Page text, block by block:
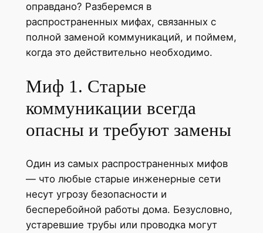
оправдано? Разберемся в
распространенных мифах, связанных с
полной заменой коммуникаций, и поймем,
когда это действительно необходимо.
Миф 1. Старые
коммуникации всегда
опасны и требуют замены
Один из самых распространенных мифов
— что любые старые инженерные сети
несут угрозу безопасности и
бесперебойной работы дома. Безусловно,
устаревшие трубы или проводка могут